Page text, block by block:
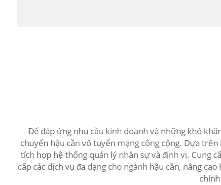
Để đáp ứng nhu cầu kinh doanh và những khó
chuyển hậu cần vô tuyến mạng công cộng. Dựa
tích hợp hệ thống quản lý nhân sự và định vị. Cung
cấp các dịch vụ đa dạng cho ngành hậu cần, nâng